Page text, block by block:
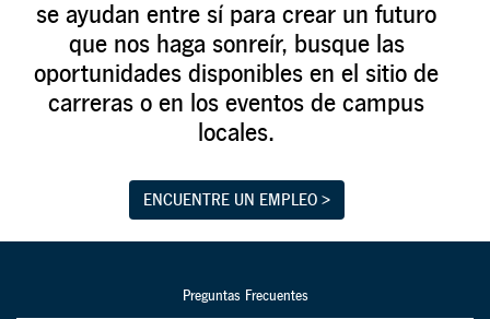
se ayudan entre sí para crear un futuro
que nos haga sonreír, busque las
oportunidades disponibles en el sitio de
carreras o en los eventos de campus
locales.
ENCUENTRE UN EMPLEO >
Preguntas Frecuentes